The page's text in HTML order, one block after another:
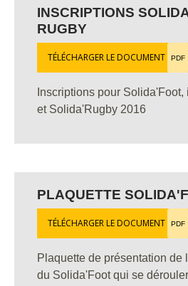
INSCRIPTIONS
RUGBY
TÉLÉCHARGER LE DOCUMENT PDF
Inscriptions pour Solida'Foot,
et Solida'Rugby 2016
PLAQUETTE
TÉLÉCHARGER LE DOCUMENT PDF
Plaquette de présentation de
du Solida'Foot qui se